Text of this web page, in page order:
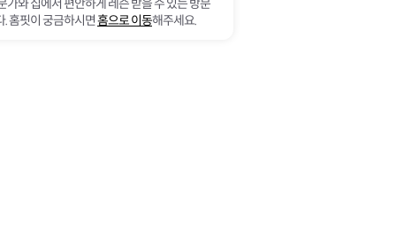
가와 집에서 편안하게 레슨 받을 수 있는 방문
홈핏이 궁금하시면홈으로 이동해주세요.